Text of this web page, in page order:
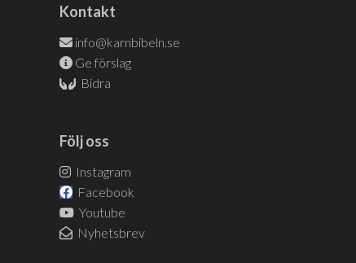
Kontakt
info@karnbibeln.se
Ge förslag
Bidra
Följ oss
Instagram
Facebook
Youtube
Nyhetsbrev